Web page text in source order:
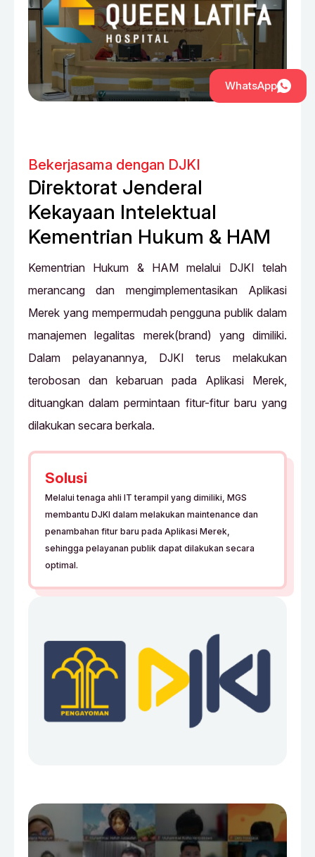
Bekerjasama dengan DJKI
Direktorat Jenderal
Kekayaan Intelektual
Kementrian Hukum & HAM
Kementrian Hukum & HAM melalui DJKI telah
merancang dan mengimplementasikan Aplikasi
Merek yang mempermudah pengguna publik dalam
manajemen legalitas merek(brand) yang dimiliki.
Dalam pelayanannya, DJKI terus melakukan
terobosan dan kebaruan pada Aplikasi Merek,
dituangkan dalam permintaan fitur-fitur baru yang
dilakukan secara berkala.
Solusi
Melalui tenaga ahli IT terampil yang dimiliki, MGS
membantu DJKI dalam melakukan maintenance dan
penambahan fitur baru pada Aplikasi Merek,
sehingga pelayanan publik dapat dilakukan secara
optimal.
WhatsApp